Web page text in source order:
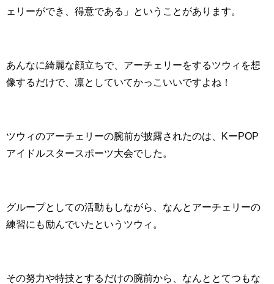
ェリーができ、得意である」ということがあります。
あんなに綺麗な顔立ちで、アーチェリーをするツウィを想
像するだけで、凛としていてかっこいいですよね！
ツウィのアーチェリーの腕前が披露されたのは、KーPOP
アイドルスタースポーツ大会でした。
グループとしての活動もしながら、なんとアーチェリーの
練習にも励んでいたというツウィ。
その努力や特技とするだけの腕前から、なんととてつもな